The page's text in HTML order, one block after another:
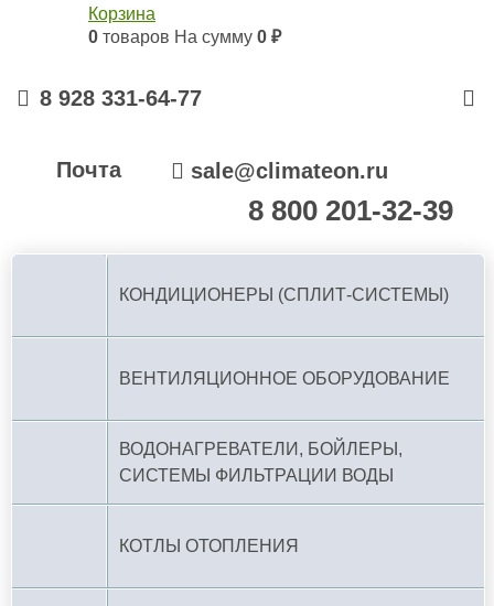
Корзина
0 товаров На сумму 0 ₽
8 928 331-64-77
Почта sale@climateon.ru
8 800 201-32-39
КОНДИЦИОНЕРЫ (СПЛИТ-СИСТЕМЫ)
ВЕНТИЛЯЦИОННОЕ ОБОРУДОВАНИЕ
ВОДОНАГРЕВАТЕЛИ, БОЙЛЕРЫ,
СИСТЕМЫ ФИЛЬТРАЦИИ ВОДЫ
КОТЛЫ ОТОПЛЕНИЯ